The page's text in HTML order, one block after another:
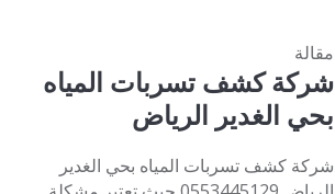
مقالة
شركة كشف تسربات المياه
بحي الغدير الرياض
شركة كشف تسربات المياه بحي الغدير